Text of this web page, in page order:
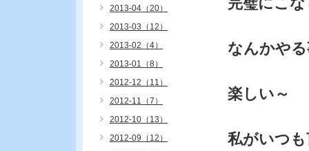
なんかや
楽しい～
私がいつ
2013-04（20）
2013-03（12）
2013-02（4）
2013-01（8）
2012-12（11）
2012-11（7）
2012-10（13）
2012-09（12）